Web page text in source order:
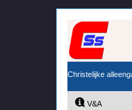
Christelijke
V&A